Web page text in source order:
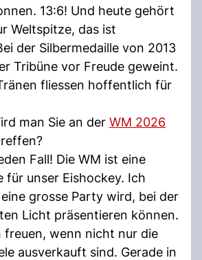
13:6! Und heute gehört
Weltspitze, das ist
der Silbermedaille von 2013
Tribüne vor Freude geweint.
fliessen hoffentlich für
man Sie an der WM 2026
Fall! Die WM ist eine
für unser Eishockey. Ich
grosse Party wird, bei der
Licht präsentieren können.
freuen, wenn nicht nur die
ausverkauft sind. Gerade in